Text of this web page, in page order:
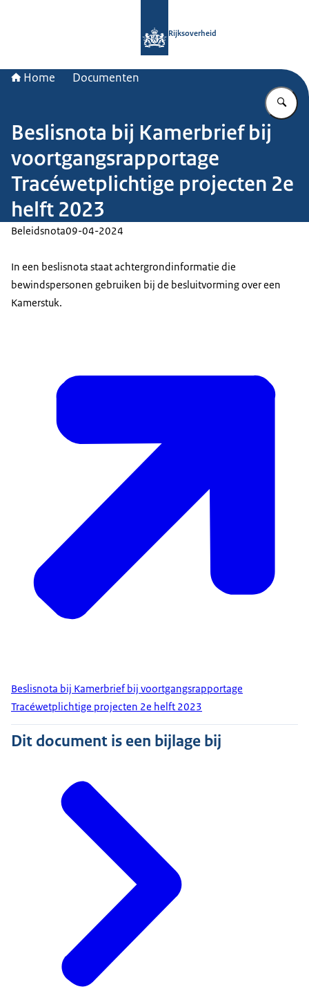
Rijksoverheid
Home Documenten
Beslisnota bij Kamerbrief bij
voortgangsrapportage
Tracéwetplichtige projecten 2e
helft 2023
Beleidsnota09-04-2024
In een beslisnota staat achtergrondinformatie die
bewindspersonen gebruiken bij de besluitvorming over een
Kamerstuk.
Beslisnota bij Kamerbrief bij voortgangsrapportage
Tracéwetplichtige projecten 2e helft 2023
Dit document is een bijlage bij